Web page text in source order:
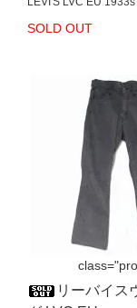
SOLD OUT
リーバイス